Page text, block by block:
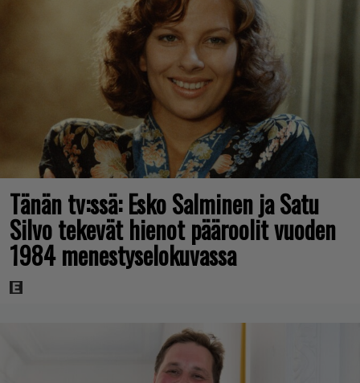
Tänän tv:ssä: Esko Salminen ja Satu
Silvo tekevät hienot pääroolit vuoden
1984 menestyselokuvassa